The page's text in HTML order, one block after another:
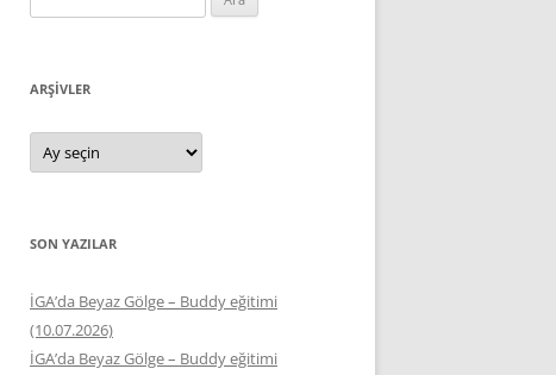
ARŞIVLER
Arşivler
SON YAZILAR
İGA’da Beyaz Gölge – Buddy eğitimi
(10.07.2026)
İGA’da Beyaz Gölge – Buddy eğitimi